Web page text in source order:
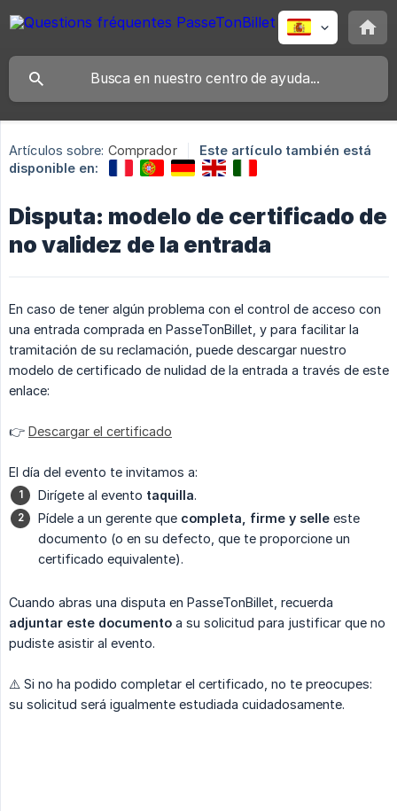
Artículos sobre: Comprador
Este artículo también está
disponible en:
Disputa: modelo de certificado de
no validez de la entrada
En caso de tener algún problema con el control de acceso con
una entrada comprada en PasseTonBillet, y para facilitar la
tramitación de su reclamación, puede descargar nuestro
modelo de certificado de nulidad de la entrada a través de este
enlace:
👉 Descargar el certificado
El día del evento te invitamos a:
Dirígete al evento taquilla.
Pídele a un gerente que completa, firme y selle este
documento (o en su defecto, que te proporcione un
certificado equivalente).
Cuando abras una disputa en PasseTonBillet, recuerda
adjuntar este documento a su solicitud para justificar que no
pudiste asistir al evento.
⚠️ Si no ha podido completar el certificado, no te preocupes:
su solicitud será igualmente estudiada cuidadosamente.